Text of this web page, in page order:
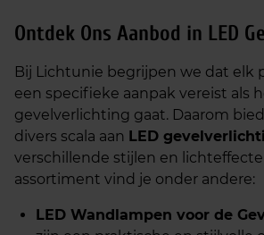
Ontdek Ons Aanbod in LED
Bij Lichtunie begrijpen we dat elk
een specifieke aanpak vereist als
gevelverlichting gaat. Daarom
divers scala aan LED
verschillende stijlen en
assortiment vind je onder andere:
LED Wandlampen voor de